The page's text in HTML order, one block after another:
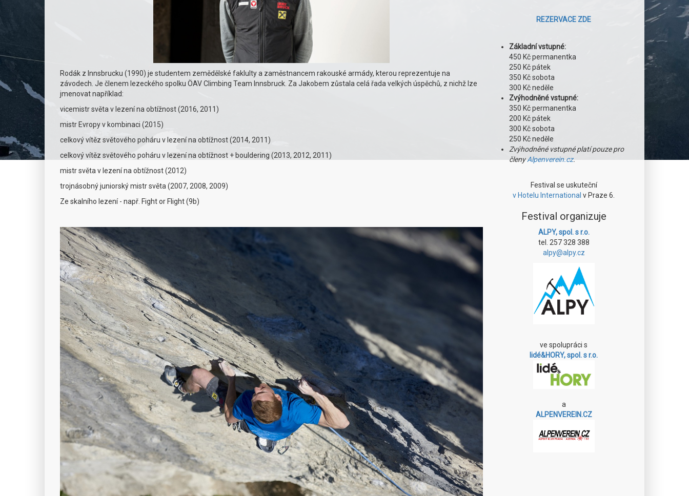
Rodák z Innsbrucku (1990) je studentem zemědělské faklulty a zaměstnancem rakouské armády, kterou reprezentuje na
závodech. Je členem lezeckého spolku ÖAV Climbing Team Innsbruck. Za Jakobem zůstala celá řada velkých úspěchů, z nichž lze
jmenovat například:
vicemistr světa v lezení na obtížnost (2016, 2011)
mistr Evropy v kombinaci (2015)
celkový vítěz světového poháru v lezení na obtížnost (2014, 2011)
celkový vítěz světového poháru v lezení na obtížnost + bouldering (2013, 2012, 2011)
mistr světa v lezení na obtížnost (2012)
trojnásobný juniorský mistr světa (2007, 2008, 2009)
Ze skalního lezení - např. Fight or Flight (9b)
REZERVACE ZDE
Základní vstupné:
450 Kč permanentka
250 Kč pátek
350 Kč sobota
300 Kč neděle
Zvýhodněné vstupné:
350 Kč permanentka
200 Kč pátek
300 Kč sobota
250 Kč neděle
Zvýhodněné vstupné platí pouze pro
členyAlpenverein.cz.
Festival se uskuteční
v Hotelu International v Praze 6.
Festival organizuje
ALPY, spol. s r.o.
tel. 257 328 388
alpy@alpy.cz
ve spolupráci s
lidé&HORY, spol. s r.o.
a
ALPENVEREIN.CZ